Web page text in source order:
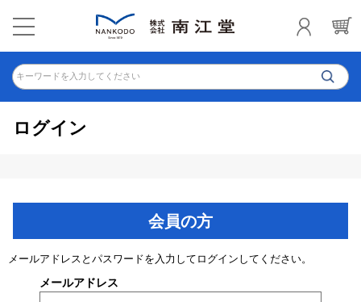
キーワードを入力してください
ログイン
会員の方
メールアドレスとパスワードを入力してログインしてください。
メールアドレス